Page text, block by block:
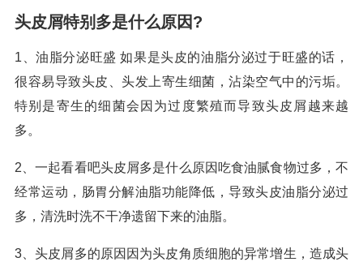
头皮屑特别多是什么原因?
1、油脂分泌旺盛 如果是头皮的油脂分泌过于旺盛的话，
很容易导致头皮、头发上寄生细菌，沾染空气中的污垢。
特别是寄生的细菌会因为过度繁殖而导致头皮屑越来越
多。
2、一起看看吧头皮屑多是什么原因吃食油腻食物过多，不
经常运动，肠胃分解油脂功能降低，导致头皮油脂分泌过
多，清洗时洗不干净遗留下来的油脂。
3、头皮屑多的原因因为头皮角质细胞的异常增生，造成头